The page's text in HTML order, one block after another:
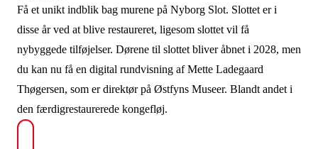
Få et unikt indblik bag murene på Nyborg Slot. Slottet er i
disse år ved at blive restaureret, ligesom slottet vil få
nybyggede tilføjelser. Dørene til slottet bliver åbnet i 2028, men
du kan nu få en digital rundvisning af Mette Ladegaard
Thøgersen, som er direktør på Østfyns Museer. Blandt andet i
den færdigrestaurerede kongefløj.